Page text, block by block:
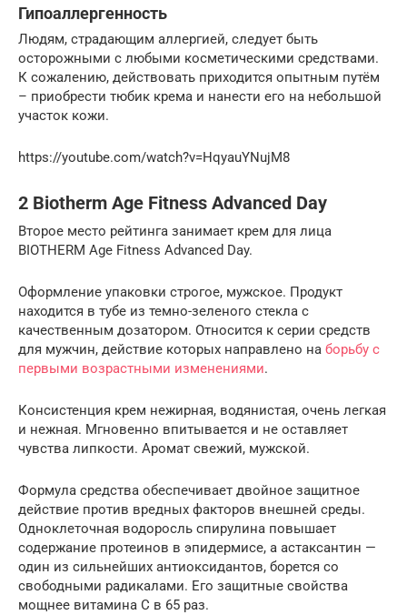
Гипоаллергенность
Людям, страдающим аллергией, следует быть
осторожными с любыми косметическими средствами.
К сожалению, действовать приходится опытным путём
– приобрести тюбик крема и нанести его на небольшой
участок кожи.
https://youtube.com/watch?v=HqyauYNujM8
2 Biotherm Age Fitness Advanced Day
Второе место рейтинга занимает крем для лица
BIOTHERM Age Fitness Advanced Day.
Оформление упаковки строгое, мужское. Продукт
находится в тубе из темно-зеленого стекла с
качественным дозатором. Относится к серии средств
для мужчин, действие которых направлено на борьбу с
первыми возрастными изменениями.
Консистенция крем нежирная, водянистая, очень легкая
и нежная. Мгновенно впитывается и не оставляет
чувства липкости. Аромат свежий, мужской.
Формула средства обеспечивает двойное защитное
действие против вредных факторов внешней среды.
Одноклеточная водоросль спирулина повышает
содержание протеинов в эпидермисе, а астаксантин —
один из сильнейших антиоксидантов, борется со
свободными радикалами. Его защитные свойства
мощнее витамина С в 65 раз.